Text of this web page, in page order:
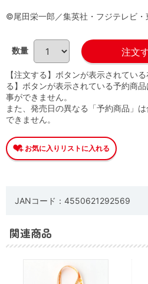
©尾田栄一郎／集英社・フジテレビ・
数量
【注文する】ボタンが表示されてい
る】ボタンが表示されている予約商
事ができません。
また、発売日の異なる「予約商品」
できません。
JANコード：4550621292569
関連商品